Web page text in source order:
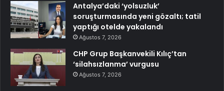
Antalya’daki ‘yolsuzluk’
soruşturmasında yeni gözaltı; tatil
yaptığı otelde yakalandı
Ağustos 7, 2026
CHP Grup Başkanvekili Kılıç’tan
‘silahsızlanma’ vurgusu
Ağustos 7, 2026